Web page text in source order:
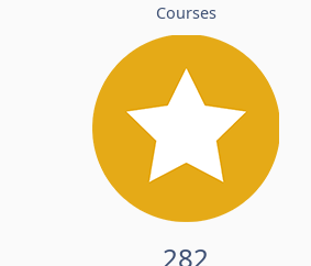
Courses
282